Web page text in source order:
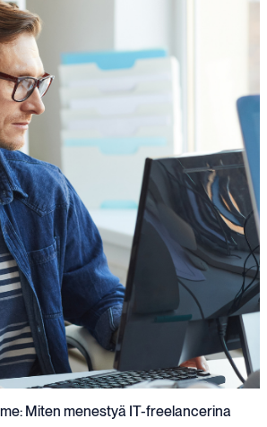
Miten menestyä IT-freelancerina